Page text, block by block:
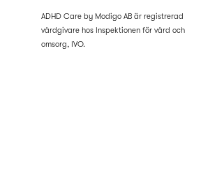
ADHD Care by Modigo AB är registrerad
vårdgivare hos Inspektionen för vård och
omsorg, IVO.